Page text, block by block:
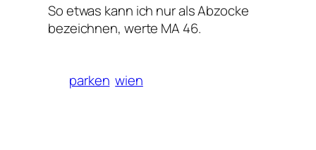
So etwas kann ich nur als Abzocke
bezeichnen, werte MA 46.
parken wien